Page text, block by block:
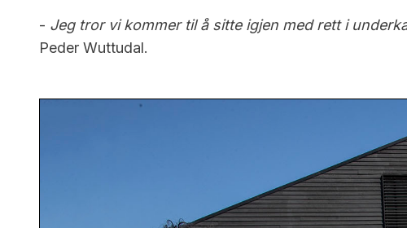
- Jeg tror vi kommer til å sitte igjen med rett i
Peder Wuttudal.